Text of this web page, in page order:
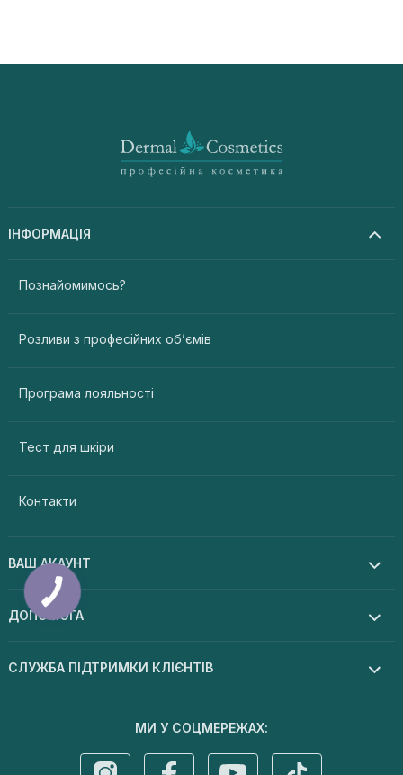
ІНФОРМАЦІЯ
Познайомимось?
Розливи з професійних об’ємів
Програма лояльності
Тест для шкіри
Контакти
ВАШ АКАУНТ
ДОПОМОГА
СЛУЖБА ПІДТРИМКИ КЛІЄНТІВ
МИ У СОЦМЕРЕЖАХ: